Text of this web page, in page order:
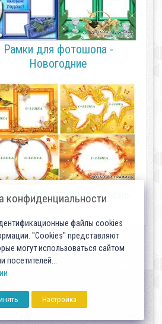
Рамки для фотошопа -
Новогодние
для фотошопа - Осень
конфиденциальности
файлы cookies
"Cookies" представляют
могут использоваться сайтом
посетителей...
Настройка